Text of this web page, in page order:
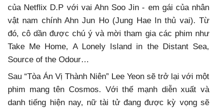
của Netflix D.P với vai Ahn Soo Jin - em gái của nhân
vật nam chính Ahn Jun Ho (Jung Hae In thủ vai). Từ
đó, cô dần được chú ý và mời tham gia các phim như
Take Me Home, A Lonely Island in the Distant Sea,
Source of the Odour…
Sau “Tòa Án Vị Thành Niên” Lee Yeon sẽ trở lại với một
phim mang tên Cosmos. Với thế mạnh diễn xuất và
danh tiếng hiện nay, nữ tài tử đang được kỳ vọng sẽ